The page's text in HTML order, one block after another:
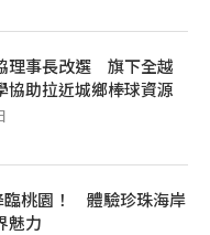
理事長改選 旗下全越
協助拉近城鄉棒球資源
臨桃園！ 體驗珍珠海岸
魅力